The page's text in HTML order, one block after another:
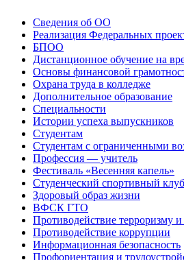
Сведения об ОО
Реализация Федеральных
БПОО
Дистанционное обучение на
Основы финансовой
Охрана труда в колледже
Дополнительное образование
Специальности
Истории успеха выпускников
Студентам
Студентам с ограниченными
Профессия — учитель
Фестиваль «Весенняя капель»
Студенческий спортивный
Здоровый образ жизни
ВФСК ГТО
Противодействие терроризму
Противодействие коррупции
Информационная безопасность
Профориентация и